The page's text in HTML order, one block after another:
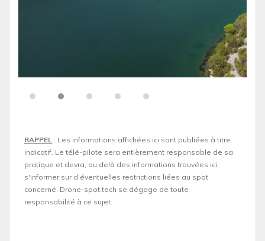
RAPPEL : Les informations affichées ici sont publiées à titre
indicatif. Le télé-pilote sera entièrement responsable de sa
pratique et devra, au delà des informations trouvées ici,
s'informer sur d’éventuelles restrictions liées au spot
concerné. Drone-spot.tech se dégage de toute
responsabilité à ce sujet.